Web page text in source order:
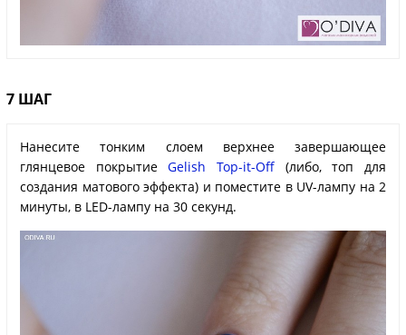
7 ШАГ
Нанесите тонким слоем верхнее завершающее
глянцевое покрытиеGelish Top-it-Off (либо, топ для
создания матового эффекта) и поместите в UV-лампу на 2
минуты, в LED-лампу на 30 секунд.